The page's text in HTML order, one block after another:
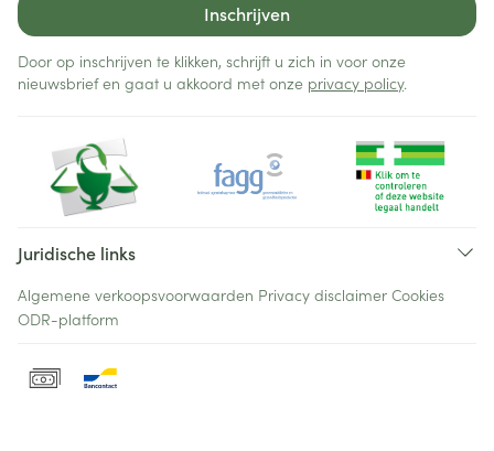
Inschrijven
Door op inschrijven te klikken, schrijft u zich in voor onze
nieuwsbrief en gaat u akkoord met onze privacy policy.
Juridische links
Algemene verkoopsvoorwaarden Privacy disclaimer Cookies
ODR-platform